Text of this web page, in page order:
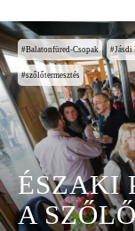
Balatonfüred-Csopak Jásdi
szőlőtermesztés
ÉSZAKI
A